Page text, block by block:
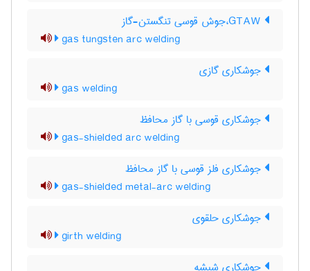
gas tungsten arc welding
جوشکاری گازی
gas welding
جوشکاری قوسی با گاز محافظ
gas-shielded arc welding
جوشکاری فلز قوسی با گاز محافظ
gas-shielded metal-arc welding
جوشکاری حلقوی
girth welding